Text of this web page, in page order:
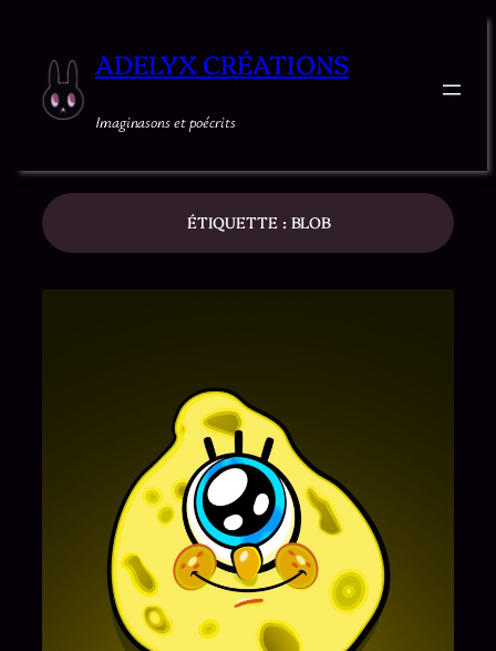
ADELYX CRÉATIONS
Imaginasons et poécrits
ÉTIQUETTE : BLOB